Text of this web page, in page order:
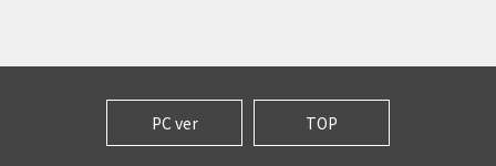
PC ver TOP